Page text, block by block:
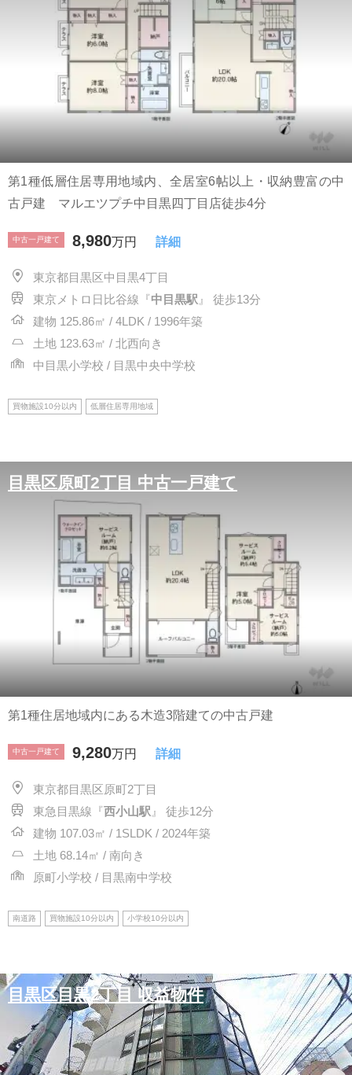
第1種低層住居専用地域内、全居室6帖以上・収納豊富の中
古戸建 マルエツプチ中目黒四丁目店徒歩4分
中古一戸建て 8,980万円 詳細
東京都目黒区中目黒4丁目
東京メトロ日比谷線『中目黒駅 』 徒歩13分
建物 125.86㎡ / 4LDK / 1996年築
土地 123.63㎡ / 北西向き
中目黒小学校 / 目黒中央中学校
買物施設10分以内 低層住居専用地域
目黒区原町2丁目 中古一戸建て
第1種住居地域内にある木造3階建ての中古戸建
中古一戸建て 9,280万円 詳細
東京都目黒区原町2丁目
東急目黒線『西小山駅 』 徒歩12分
建物 107.03㎡ / 1SLDK / 2024年築
土地 68.14㎡ / 南向き
原町小学校 / 目黒南中学校
南道路 買物施設10分以内 小学校10分以内
目黒区目黒2丁目 収益物件